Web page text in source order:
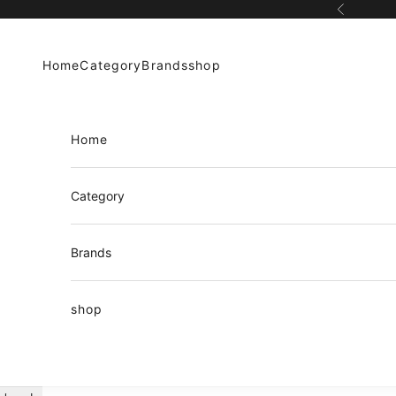
前へ
HomeCategoryBrandsshop
Home
Category
Brands
shop